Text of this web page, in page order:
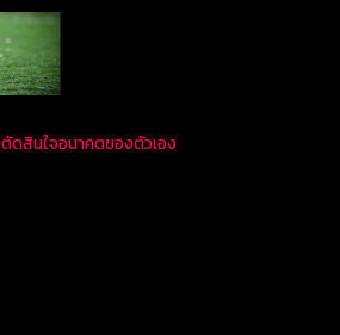
สินใจอนาคตของตัวเอง